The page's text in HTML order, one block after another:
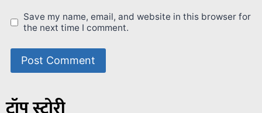
Save my name, email, and website in this browser for
the next time I comment.